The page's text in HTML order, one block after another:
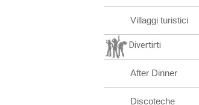
Villaggi turistici
Divertirti
After Dinner
Discoteche